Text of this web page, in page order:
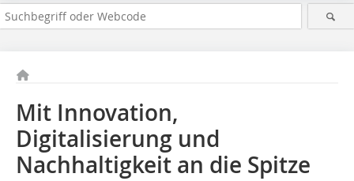
Mit Innovation,
Digitalisierung und
Nachhaltigkeit an die Spitze